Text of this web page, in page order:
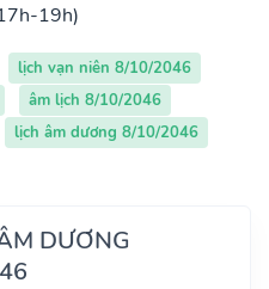
19h)
lịch vạn niên 8/10/2046
âm lịch 8/10/2046
lịch âm dương 8/10/2046
DƯƠNG